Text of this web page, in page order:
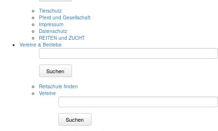
Tierschutz
Pferd und Gesellschaft
Impressum
Datenschutz
REITEN und ZUCHT
Vereine & Betriebe
Suchen
Reitschule finden
Vereine
Suchen